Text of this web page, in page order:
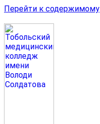
Перейти к содержимому